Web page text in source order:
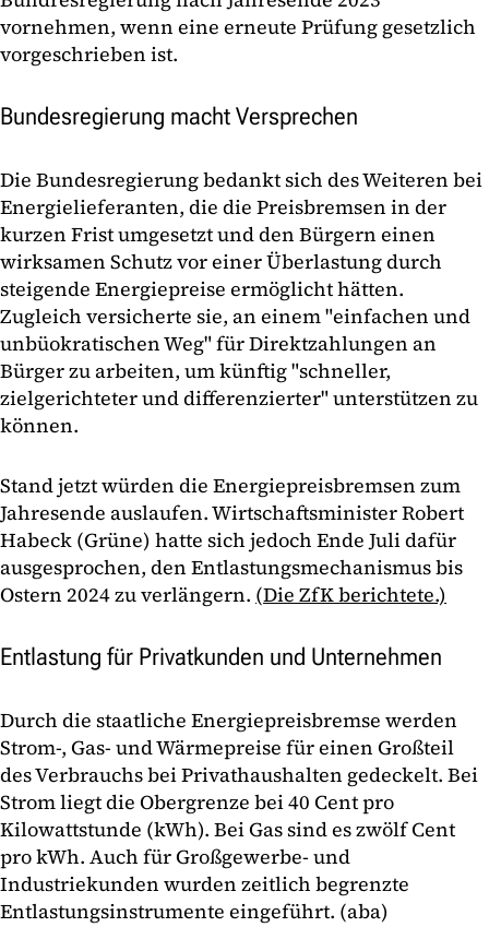
vornehmen, wenn eine erneute Prüfung gesetzlich
vorgeschrieben ist.
Bundesregierung macht Versprechen
Die Bundesregierung bedankt sich des Weiteren bei
Energielieferanten, die die Preisbremsen in der
kurzen Frist umgesetzt und den Bürgern einen
wirksamen Schutz vor einer Überlastung durch
steigende Energiepreise ermöglicht hätten.
Zugleich versicherte sie, an einem "einfachen und
unbüokratischen Weg" für Direktzahlungen an
Bürger zu arbeiten, um künftig "schneller,
zielgerichteter und differenzierter" unterstützen zu
können.
Stand jetzt würden die Energiepreisbremsen zum
Jahresende auslaufen. Wirtschaftsminister Robert
Habeck (Grüne) hatte sich jedoch Ende Juli dafür
ausgesprochen, den Entlastungsmechanismus bis
Ostern 2024 zu verlängern. (Die ZfK berichtete.)
Entlastung für Privatkunden und Unternehmen
Durch die staatliche Energiepreisbremse werden
Strom-, Gas- und Wärmepreise für einen Großteil
des Verbrauchs bei Privathaushalten gedeckelt. Bei
Strom liegt die Obergrenze bei 40 Cent pro
Kilowattstunde (kWh). Bei Gas sind es zwölf Cent
pro kWh. Auch für Großgewerbe- und
Industriekunden wurden zeitlich begrenzte
Entlastungsinstrumente eingeführt. (aba)